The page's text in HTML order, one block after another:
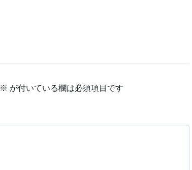
※ が付いている欄は必須項目です